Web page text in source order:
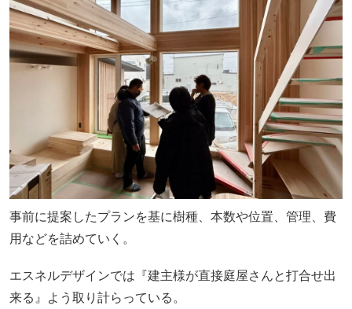
事前に提案したプランを基に樹種、本数や位置、管理、費
用などを詰めていく。
エスネルデザインでは『建主様が直接庭屋さんと打合せ出
来る』よう取り計らっている。